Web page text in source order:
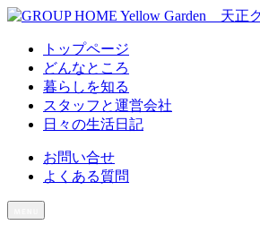
トップページ
どんなところ
暮らしを知る
スタッフと運営会社
日々の生活日記
お問い合せ
よくある質問